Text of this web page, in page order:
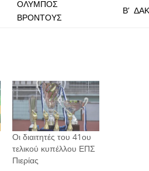
ΟΛΥΜΠΟΣ
ΒΡΟΝΤΟΥΣ
Β’ ΔΑΚ
Οι διαιτητές του 41ου
τελικού κυπέλλου ΕΠΣ
Πιερίας